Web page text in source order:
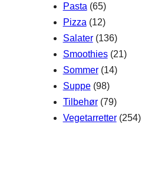
Pasta (65)
Pizza (12)
Salater(136)
Smoothies(21)
Sommer(14)
Suppe(98)
Tilbehør(79)
Vegetarretter(254)